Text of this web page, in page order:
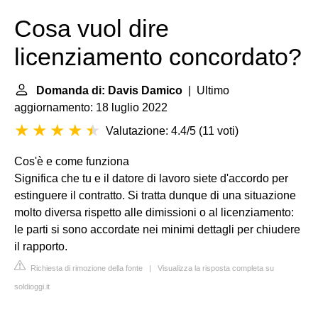
Cosa vuol dire
licenziamento concordato?
Domanda di: Davis Damico | Ultimo
aggiornamento: 18 luglio 2022
Valutazione: 4.4/5 (11 voti)
Cos'è e come funziona
Significa che tu e il datore di lavoro siete d'accordo per
estinguere il contratto. Si tratta dunque di una situazione
molto diversa rispetto alle dimissioni o al licenziamento:
le parti si sono accordate nei minimi dettagli per chiudere
il rapporto.
Richiesta di rimozione della fonte | Visualizza la risposta completa su
soldioggi.it